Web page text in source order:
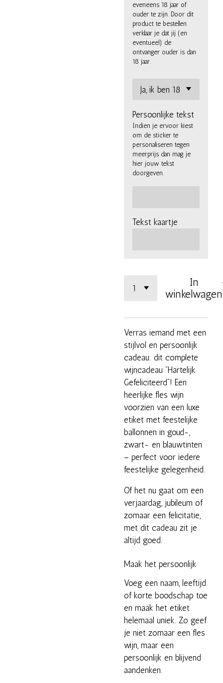
eveneens 18 jaar of
ouder te zijn. Door dit
product te bestellen
verklaar je dat jij (en
eventueel) de
ontvanger ouder is dan
18 jaar.
Persoonlijke tekst
Indien je ervoor kiest
om de sticker te
personaliseren tegen
meerprijs dan mag je
hier jouw tekst
doorgeven.
Tekst kaartje
In
winkelwagen
Verras iemand met een
stijlvol en persoonlijk
cadeau: dit complete
wijncadeau “Hartelijk
Gefeliciteerd”! Een
heerlijke fles wijn
voorzien van een luxe
etiket met feestelijke
ballonnen in goud-,
zwart- en blauwtinten
– perfect voor iedere
feestelijke gelegenheid.
Of het nu gaat om een
verjaardag, jubileum of
zomaar een felicitatie,
met dit cadeau zit je
altijd goed.
Maak het persoonlijk
Voeg een naam, leeftijd
of korte boodschap toe
en maak het etiket
helemaal uniek. Zo geef
je niet zomaar een fles
wijn, maar een
persoonlijk en blijvend
aandenken.